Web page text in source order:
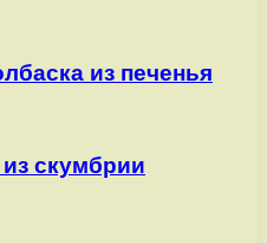
из печенья
скумбрии